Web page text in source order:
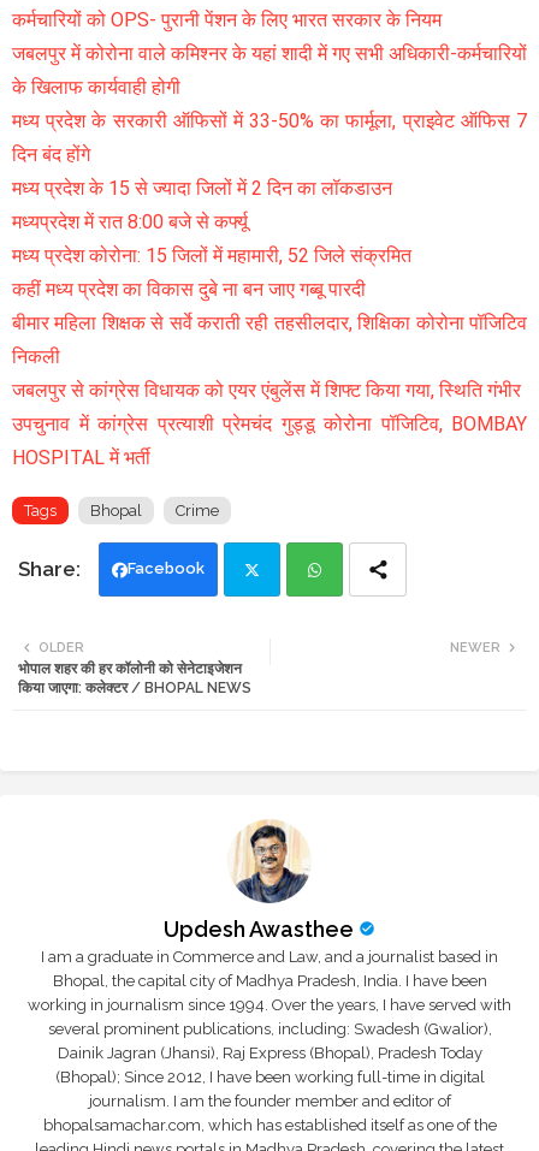
कर्मचारियों को OPS- पुरानी पेंशन के लिए भारत सरकार के नियम
जबलपुर में कोरोना वाले कमिश्नर के यहां शादी में गए सभी अधिकारी-कर्मचारियों
के खिलाफ कार्यवाही होगी
मध्य प्रदेश के सरकारी ऑफिसों में 33-50% का फार्मूला, प्राइवेट ऑफिस 7
दिन बंद होंगे
मध्य प्रदेश के 15 से ज्यादा जिलों में 2 दिन का लॉकडाउन
मध्यप्रदेश में रात 8:00 बजे से कर्फ्यू
मध्य प्रदेश कोरोना: 15 जिलों में महामारी, 52 जिले संक्रमित
कहीं मध्य प्रदेश का विकास दुबे ना बन जाए गब्बू पारदी
बीमार महिला शिक्षक से सर्वे कराती रही तहसीलदार, शिक्षिका कोरोना पॉजिटिव
निकली
जबलपुर से कांग्रेस विधायक को एयर एंबुलेंस में शिफ्ट किया गया, स्थिति गंभीर
उपचुनाव में कांग्रेस प्रत्याशी प्रेमचंद गुड्डू कोरोना पॉजिटिव, BOMBAY
HOSPITAL में भर्ती
Tags Bhopal Crime
Facebook
tte
NEWER
OLDER
भोपाल शहर की हर कॉलोनी को सेनेटाइजेशन
किया जाएगा: कलेक्टर / BHOPAL NEWS
Updesh Awasthee
I am a graduate in Commerce and Law, and a journalist based in
Bhopal, the capital city of Madhya Pradesh, India. I have been
working in journalism since 1994. Over the years, I have served with
several prominent publications, including: Swadesh (Gwalior),
Dainik Jagran (Jhansi), Raj Express (Bhopal), Pradesh Today
(Bhopal); Since 2012, I have been working full-time in digital
journalism. I am the founder member and editor of
bhopalsamachar.com, which has established itself as one of the